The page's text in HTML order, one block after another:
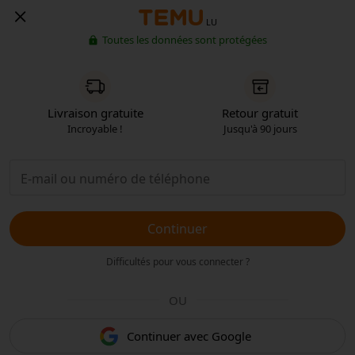
LU
Toutes les données sont protégées
Livraison gratuite
Incroyable !
Retour gratuit
Jusqu'à 90 jours
Continuer
Difficultés pour vous connecter ?
OU
Continuer avec Google